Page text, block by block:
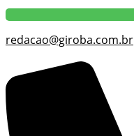
redacao@giroba.com.br